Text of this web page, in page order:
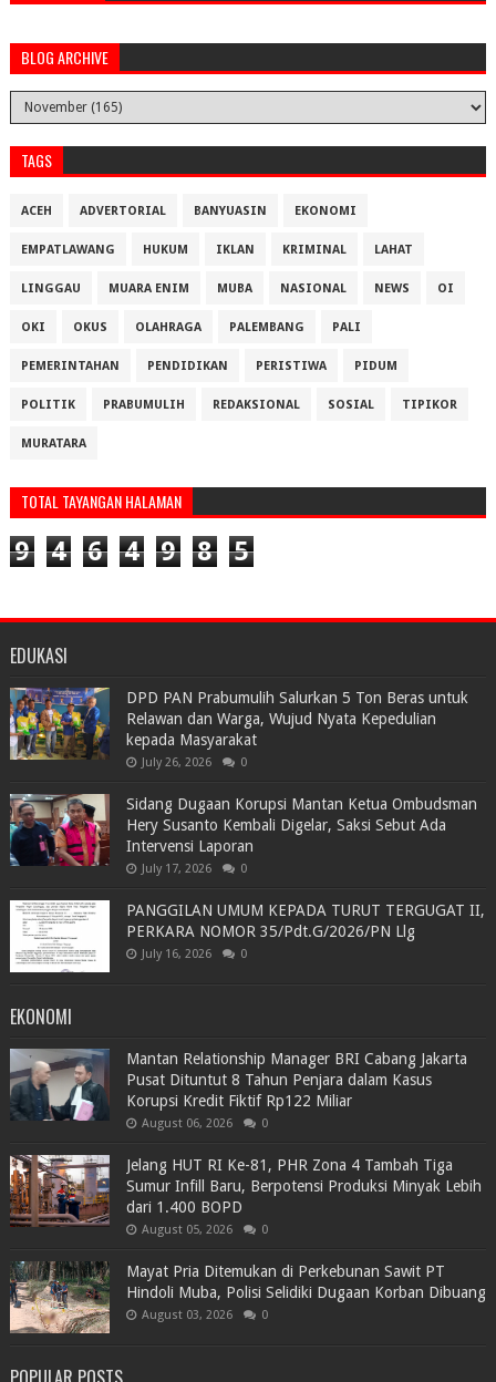
BLOG ARCHIVE
TAGS
ACEH ADVERTORIAL BANYUASIN EKONOMI
EMPATLAWANG HUKUM IKLAN KRIMINAL LAHAT
LINGGAU MUARA ENIM MUBA NASIONAL NEWS OI
OKI OKUS OLAHRAGA PALEMBANG PALI
PEMERINTAHAN PENDIDIKAN PERISTIWA PIDUM
POLITIK PRABUMULIH REDAKSIONAL SOSIAL TIPIKOR
MURATARA
TOTAL TAYANGAN HALAMAN
9 4 6 4 9 8 5
EDUKASI
DPD PAN Prabumulih Salurkan 5 Ton Beras untuk
Relawan dan Warga, Wujud Nyata Kepedulian
kepada Masyarakat
July 26, 2026 0
Sidang Dugaan Korupsi Mantan Ketua Ombudsman
Hery Susanto Kembali Digelar, Saksi Sebut Ada
Intervensi Laporan
July 17, 2026 0
PANGGILAN UMUM KEPADA TURUT TERGUGAT II,
PERKARA NOMOR 35/Pdt.G/2026/PN Llg
July 16, 2026 0
EKONOMI
Mantan Relationship Manager BRI Cabang Jakarta
Pusat Dituntut 8 Tahun Penjara dalam Kasus
Korupsi Kredit Fiktif Rp122 Miliar
August 06, 2026 0
Jelang HUT RI Ke-81, PHR Zona 4 Tambah Tiga
Sumur Infill Baru, Berpotensi Produksi Minyak Lebih
dari 1.400 BOPD
August 05, 2026 0
Mayat Pria Ditemukan di Perkebunan Sawit PT
Hindoli Muba, Polisi Selidiki Dugaan Korban Dibuang
August 03, 2026 0